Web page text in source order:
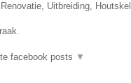
Uitbreiding,
facebook posts ▼